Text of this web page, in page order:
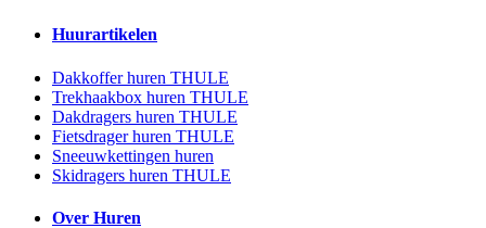
Huurartikelen
Dakkoffer huren THULE
Trekhaakbox huren THULE
Dakdragers huren THULE
Fietsdrager huren THULE
Sneeuwkettingen huren
Skidragers huren THULE
Over Huren